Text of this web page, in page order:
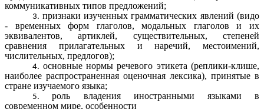
коммуникативных типов предложений;
признаки изученных грамматических явлений (видо
- временных форм глаголов, модальных глаголов и их
эквивалентов, артиклей, существительных, степеней
сравнения прилагательных и наречий, местоимений,
числительных, предлогов);
основные нормы речевого этикета (реплики-клише,
наиболее распространенная оценочная лексика), принятые в
стране изучаемого языка;
роль владения иностранными языками в
современном мире, особенности